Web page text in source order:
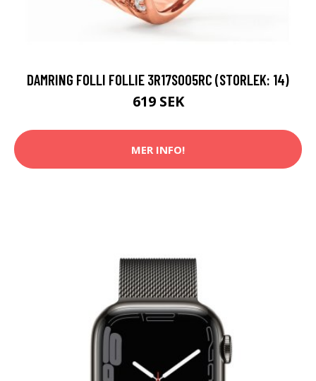
DAMRING FOLLI FOLLIE 3R17S005RC (STORLEK: 14)
619 SEK
MER INFO!